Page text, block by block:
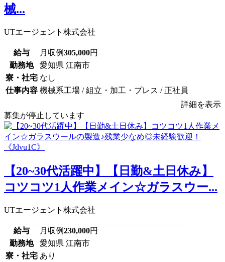
械...
UTエージェント株式会社
給与 月収例305,000円
勤務地
愛知県 江南市
寮・社宅 なし
仕事内容 機械系工場 / 組立・加工・プレス / 正社員
詳細を表示
募集が停止しています
【20~30代活躍中】【日勤&土日休み】
コツコツ1人作業メイン☆ガラスウー...
UTエージェント株式会社
給与 月収例230,000円
勤務地
愛知県 江南市
寮・社宅 あり